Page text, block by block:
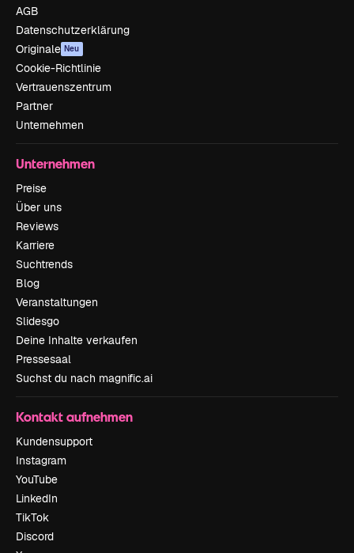
AGB
Datenschutzerklärung
Originale Neu
Cookie-Richtlinie
Vertrauenszentrum
Partner
Unternehmen
Unternehmen
Preise
Über uns
Reviews
Karriere
Suchtrends
Blog
Veranstaltungen
Slidesgo
Deine Inhalte verkaufen
Pressesaal
Suchst du nach magnific.ai
Kontakt aufnehmen
Kundensupport
Instagram
YouTube
LinkedIn
TikTok
Discord